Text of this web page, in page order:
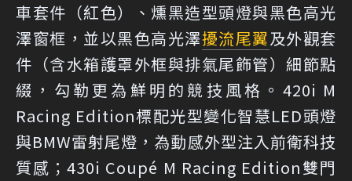
車套件（紅色）、燻黑造型頭燈與黑色高光
澤窗框，並以黑色高光澤擾流尾翼及外觀套
件（含水箱護罩外框與排氣尾飾管）細節點
綴，勾勒更為鮮明的競技風格。420i M
Racing Edition標配光型變化智慧LED頭燈
與BMW雷射尾燈，為動感外型注入前衛科技
質感；430i Coupé M Racing Edition雙門